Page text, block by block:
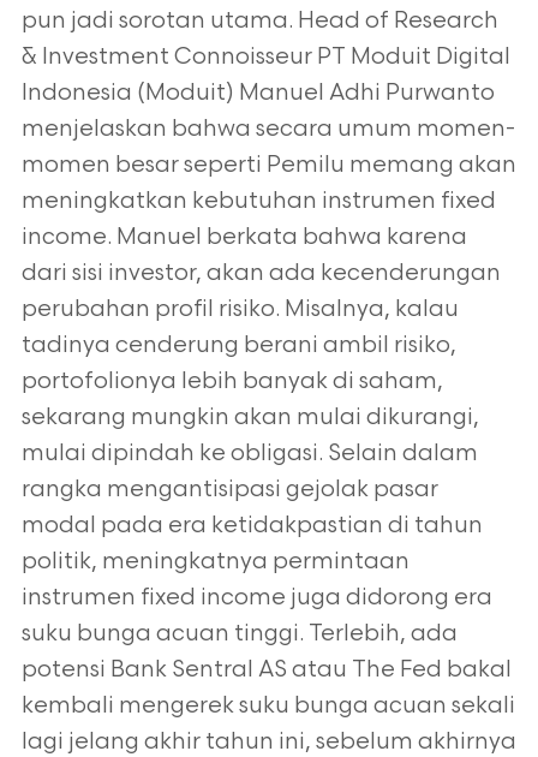
pun jadi sorotan utama. Head of Research
& Investment Connoisseur PT Moduit Digital
Indonesia (Moduit) Manuel Adhi Purwanto
menjelaskan bahwa secara umum momen-
momen besar seperti Pemilu memang akan
meningkatkan kebutuhan instrumen fixed
income. Manuel berkata bahwa karena
dari sisi investor, akan ada kecenderungan
perubahan profil risiko. Misalnya, kalau
tadinya cenderung berani ambil risiko,
portofolionya lebih banyak di saham,
sekarang mungkin akan mulai dikurangi,
mulai dipindah ke obligasi. Selain dalam
rangka mengantisipasi gejolak pasar
modal pada era ketidakpastian di tahun
politik, meningkatnya permintaan
instrumen fixed income juga didorong era
suku bunga acuan tinggi. Terlebih, ada
potensi Bank Sentral AS atau The Fed bakal
kembali mengerek suku bunga acuan sekali
lagi jelang akhir tahun ini, sebelum akhirnya